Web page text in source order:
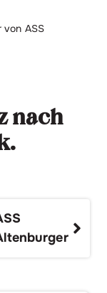
von ASS
nach